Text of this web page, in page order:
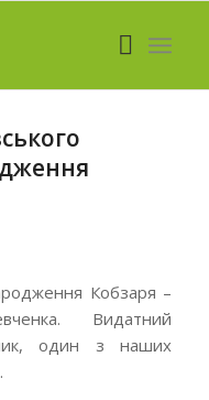
Кобзаря –
Видатний
один з наших